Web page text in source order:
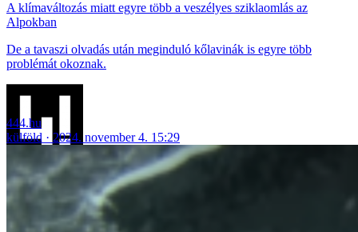
A klímaváltozás miatt egyre több a veszélyes sziklaomlás az
Alpokban
De a tavaszi olvadás után meginduló kőlavinák is egyre több
problémát okoznak.
444.hu
külföld
2024. november 4. 15:29